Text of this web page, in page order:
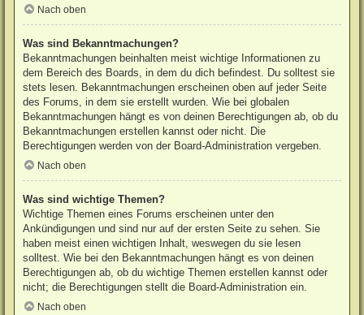
Nach oben
Was sind Bekanntmachungen?
Bekanntmachungen beinhalten meist wichtige Informationen zu
dem Bereich des Boards, in dem du dich befindest. Du solltest sie
stets lesen. Bekanntmachungen erscheinen oben auf jeder Seite
des Forums, in dem sie erstellt wurden. Wie bei globalen
Bekanntmachungen hängt es von deinen Berechtigungen ab, ob du
Bekanntmachungen erstellen kannst oder nicht. Die
Berechtigungen werden von der Board-Administration vergeben.
Nach oben
Was sind wichtige Themen?
Wichtige Themen eines Forums erscheinen unter den
Ankündigungen und sind nur auf der ersten Seite zu sehen. Sie
haben meist einen wichtigen Inhalt, weswegen du sie lesen
solltest. Wie bei den Bekanntmachungen hängt es von deinen
Berechtigungen ab, ob du wichtige Themen erstellen kannst oder
nicht; die Berechtigungen stellt die Board-Administration ein.
Nach oben